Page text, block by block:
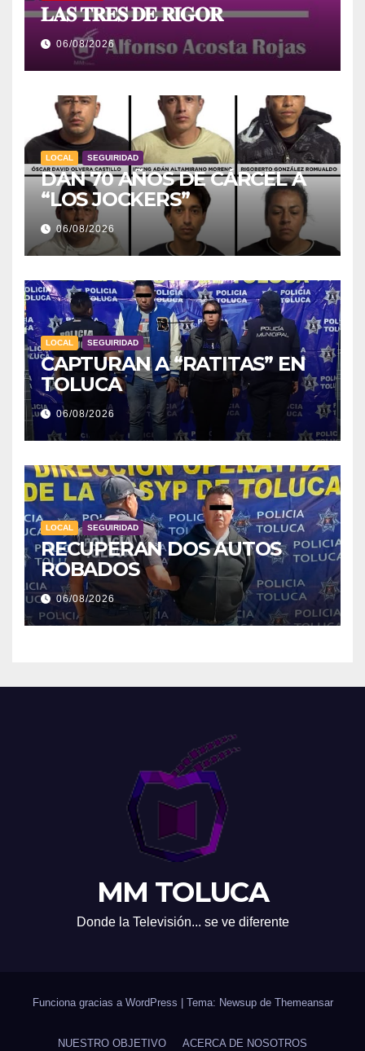
𝐋𝐀𝐒 𝐓𝐑𝐄𝐒 𝐃𝐄 𝐑𝐈𝐆𝐎𝐑
06/08/2026
LOCAL SEGUIRIDAD
DAN 70 AÑOS DE CÁRCEL A
“LOS JOCKERS”
06/08/2026
LOCAL SEGUIRIDAD
CAPTURAN A “RATITAS” EN
TOLUCA
06/08/2026
LOCAL SEGUIRIDAD
RECUPERAN DOS AUTOS
ROBADOS
06/08/2026
MM TOLUCA
Donde la Televisión... se ve diferente
Funciona gracias a WordPress Tema: Newsup de Themeansar
NUESTRO OBJETIVO ACERCA DE NOSOTROS